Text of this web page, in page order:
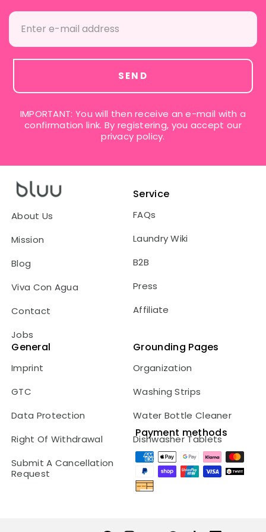
SEND
IMPORTANT: You will then receive an e-mail with a
confirmation link. By registering, you accept our
privacy policy.
About Us
Mission
Blog
Viva Con Agua
Contact
Jobs
Service
FAQs
Laundry Wiki
B2B
Press
Affiliate
General
Imprint
GTC
Data Protection
Right Of Withdrawal
Submit A Cancellation
Request
Grounding Pages
Organization
Washing Strips
Water Bottle Cleaner
Dishwasher Tablets
Payment methods
Payment
methods